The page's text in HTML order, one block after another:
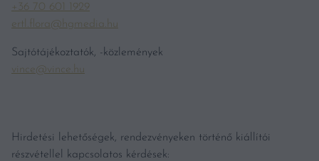
+36 70 601 1929
ertl.flora@hgmedia.hu
Sajtótájékoztatók, -közlemények
vince@vince.hu
Hirdetési lehetőségek, rendezvényeken történő kiállítói
részvétellel kapcsolatos kérdések: